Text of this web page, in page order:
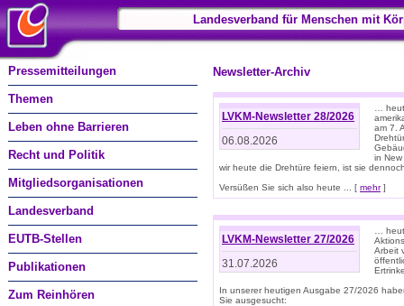
Landesverband für Menschen mit
Pressemitteilungen
Themen
Leben ohne Barrieren
Recht und Politik
Mitgliedsorganisationen
Landesverband
EUTB-Stellen
Publikationen
Zum Reinhören
Newsletter-Archiv
LVKM-Newsletter 28/2026
06.08.2026
…
am 7.
in
wir heute die Drehtüre feiern, ist sie
Versüßen Sie sich also heute ... [ mehr]
LVKM-Newsletter 27/2026
31.07.2026
…
Arbeit
In unserer heutigen Ausgabe 27/2026
Sie ausgesucht: